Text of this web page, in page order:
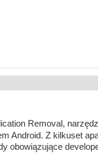
Removal,
Android. Z kilkuset
obowiązujące